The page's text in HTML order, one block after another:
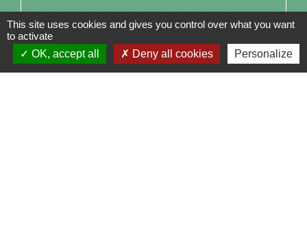
Signaler une erreur sur cette page
This site uses cookies and gives you control over what you want
to activate
OK, accept all
Deny all cookies Personalize